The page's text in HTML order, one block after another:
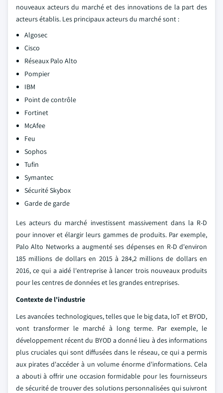
nouveaux acteurs du marché et des innovations de la part des
acteurs établis. Les principaux acteurs du marché sont :
Algosec
Cisco
Réseaux Palo Alto
Pompier
IBM
Point de contrôle
Fortinet
McAfee
Feu
Sophos
Tufin
Symantec
Sécurité Skybox
Garde de garde
Les acteurs du marché investissent massivement dans la R-D
pour innover et élargir leurs gammes de produits. Par exemple,
Palo Alto Networks a augmenté ses dépenses en R-D d'environ
185 millions de dollars en 2015 à 284,2 millions de dollars en
2016, ce qui a aidé l'entreprise à lancer trois nouveaux produits
pour les centres de données et les grandes entreprises.
Contexte de l'industrie
Les avancées technologiques, telles que le big data, IoT et BYOD,
vont transformer le marché à long terme. Par exemple, le
développement récent du BYOD a donné lieu à des informations
plus cruciales qui sont diffusées dans le réseau, ce qui a permis
aux pirates d'accéder à un volume énorme d'informations. Cela
a abouti à offrir une occasion formidable pour les fournisseurs
de sécurité de trouver des solutions personnalisées qui suivront